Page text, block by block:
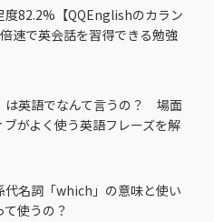
度82.2%【QQEnglishのカラン
速で英会話を習得できる勉強
は英語でなんて言うの？ 場面
ブがよく使う英語フレーズを解
代名詞「which」の意味と使い
使うの？